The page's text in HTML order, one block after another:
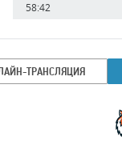
58:42
ТРАНСЛЯЦИЯ